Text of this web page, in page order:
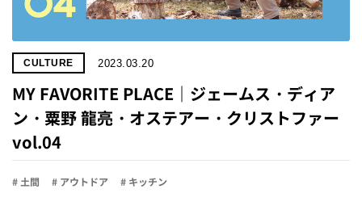
CULTURE 2023.03.20
MY FAVORITE PLACE｜ジェームス・ディア
ン・粟野 龍亮・オステアー・クリストファー
vol.04
# 土間 # アウトドア # キッチン